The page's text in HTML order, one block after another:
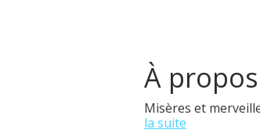
À propos
Misères et
la suite